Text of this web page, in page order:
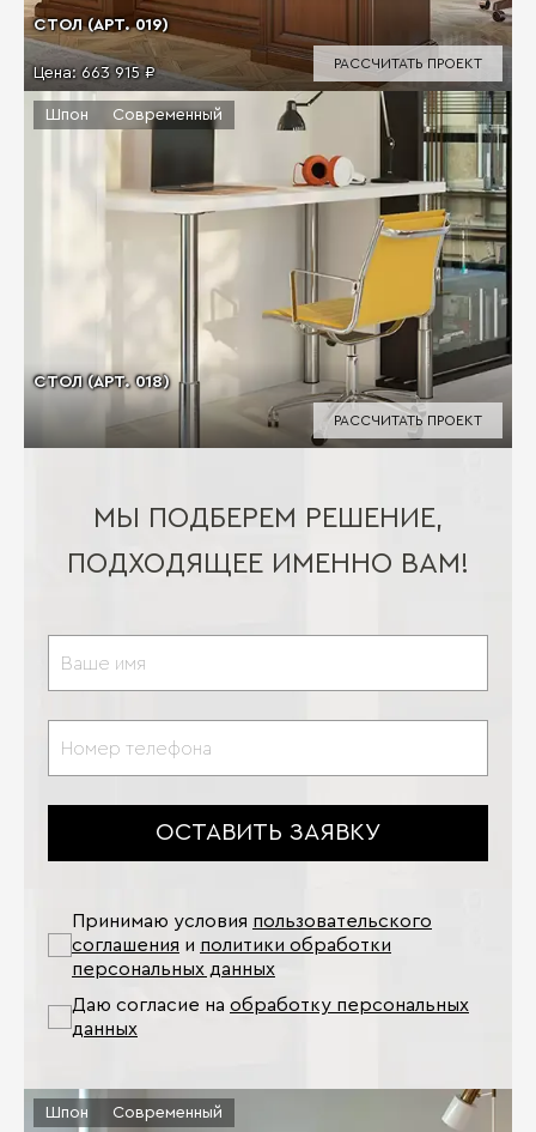
СТОЛ (АРТ. 019)
Цена:663 915 ₽
РАССЧИТАТЬ ПРОЕКТ
СТОЛ (АРТ. 018)
Шпон Современный
РАССЧИТАТЬ ПРОЕКТ
МЫ ПОДБЕРЕМ РЕШЕНИЕ,
ПОДХОДЯЩЕЕ ИМЕННО ВАМ!
ОСТАВИТЬ ЗАЯВКУ
Принимаю условия пользовательского
соглашения и политики обработки
персональных данных
Даю согласие на обработку персональных
данных
Шпон Современный